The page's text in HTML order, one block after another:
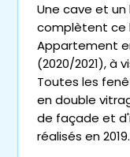
Une cave et
complètent ce
Appartement
(2020/2021), à
Toutes les
en double
de façade et
réalisés en 2019.